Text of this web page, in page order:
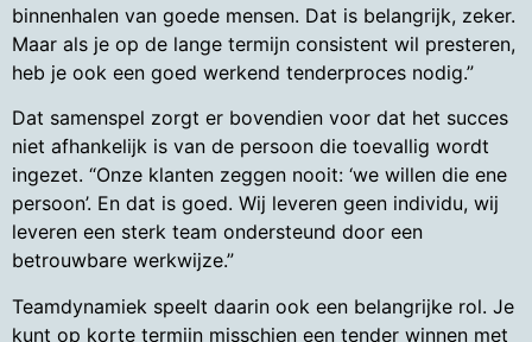
binnenhalen van goede mensen. Dat is belangrijk, zeker.
Maar als je op de lange termijn consistent wil presteren,
heb je ook een goed werkend tenderproces nodig.”
Dat samenspel zorgt er bovendien voor dat het succes
niet afhankelijk is van de persoon die toevallig wordt
ingezet. “Onze klanten zeggen nooit: ‘we willen die ene
persoon’. En dat is goed. Wij leveren geen individu, wij
leveren een sterk team ondersteund door een
betrouwbare werkwijze.”
Teamdynamiek speelt daarin ook een belangrijke rol. Je
kunt op korte termijn misschien een tender winnen met